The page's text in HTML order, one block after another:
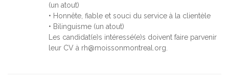
(un atout)
• Honnête, fiable et souci du service à la clientèle
• Bilinguisme (un atout)
Les candidat(e)s intéressé(e)s doivent faire parvenir
leur CV à rh@moissonmontreal.org.